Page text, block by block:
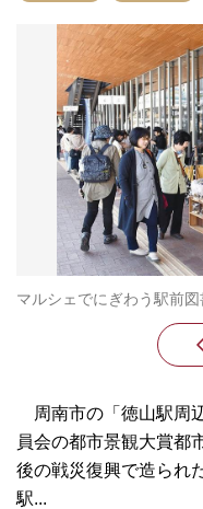
マルシェでにぎわう駅前
周南市の「徳山駅周
員会の都市景観大賞都
後の戦災復興で造られ
駅...